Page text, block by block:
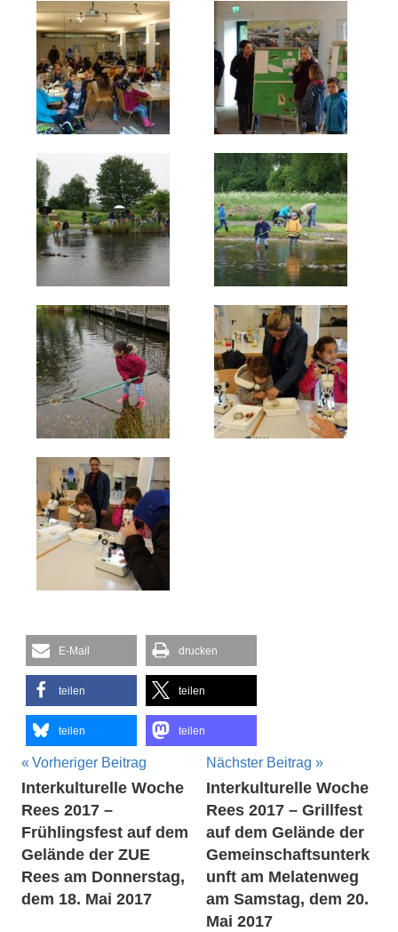
E-Mail drucken
teilen teilen
teilen teilen
Beitragsnavigation
Vorheriger Beitrag
Interkulturelle Woche
Rees 2017 –
Frühlingsfest auf dem
Gelände der ZUE
Rees am Donnerstag,
dem 18. Mai 2017
Nächster Beitrag
Interkulturelle Woche
Rees 2017 – Grillfest
auf dem Gelände der
Gemeinschaftsunterk
unft am Melatenweg
am Samstag, dem 20.
Mai 2017